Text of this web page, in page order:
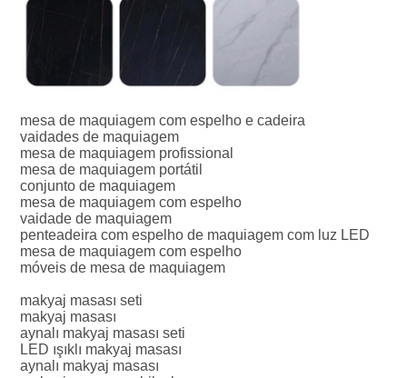
mesa de maquiagem com espelho e cadeira
vaidades de maquiagem
mesa de maquiagem profissional
mesa de maquiagem portátil
conjunto de maquiagem
mesa de maquiagem com espelho
vaidade de maquiagem
penteadeira com espelho de maquiagem com luz LED
mesa de maquiagem com espelho
móveis de mesa de maquiagem
makyaj masası seti
makyaj masası
aynalı makyaj masası seti
LED ışıklı makyaj masası
aynalı makyaj masası